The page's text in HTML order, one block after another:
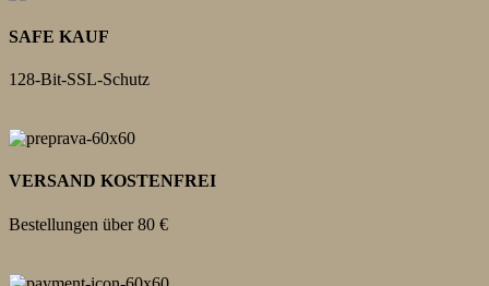
SAFE KAUF
128-Bit-SSL-Schutz
VERSAND KOSTENFREI
Bestellungen über 80 €